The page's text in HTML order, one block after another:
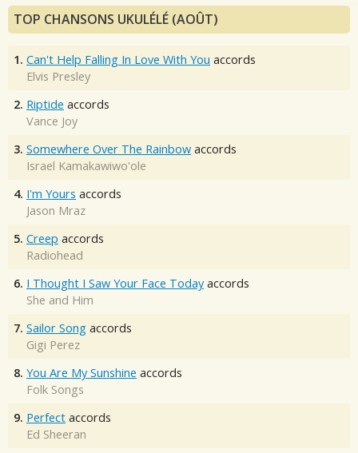
TOP CHANSONS UKULÉLÉ (AOÛT)
1. Can't Help Falling In Love With You accords
Elvis Presley
2. Riptide accords
Vance Joy
3. Somewhere Over The Rainbow accords
Israel Kamakawiwo'ole
4. I'm Yours accords
Jason Mraz
5. Creep accords
Radiohead
6. I Thought I Saw Your Face Today accords
She and Him
7. Sailor Song accords
Gigi Perez
8. You Are My Sunshine accords
Folk Songs
9. Perfect accords
Ed Sheeran